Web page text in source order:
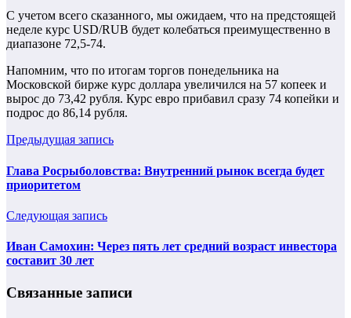
С учетом всего сказанного, мы ожидаем, что на предстоящей
неделе курс USD/RUB будет колебаться преимущественно в
диапазоне 72,5-74.
Напомним, что по итогам торгов понедельника на
Московской бирже курс доллара увеличился на 57 копеек и
вырос до 73,42 рубля. Курс евро прибавил сразу 74 копейки и
подрос до 86,14 рубля.
Предыдущая запись
Глава Росрыболовства: Внутренний рынок всегда будет
приоритетом
Следующая запись
Иван Самохин: Через пять лет средний возраст инвестора
составит 30 лет
Связанные записи